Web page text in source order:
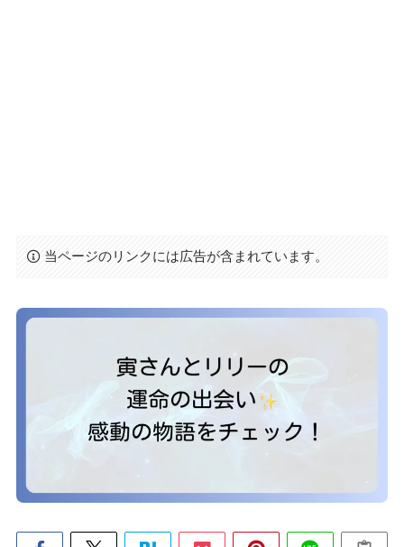
当ページのリンクには広告が含まれています。